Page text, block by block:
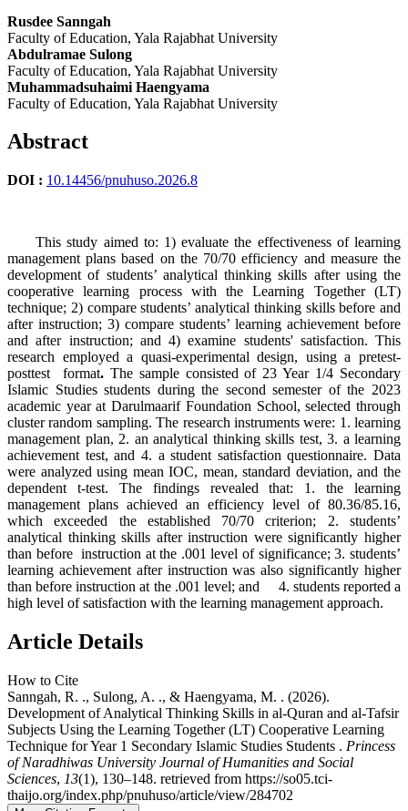
Rusdee Sanngah
Faculty of Education, Yala Rajabhat University
Abdulramae Sulong
Faculty of Education, Yala Rajabhat University
Muhammadsuhaimi Haengyama
Faculty of Education, Yala Rajabhat University
Abstract
DOI : 10.14456/pnuhuso.2026.8
This study aimed to: 1) evaluate the effectiveness of learning
management plans based on the 70/70 efficiency and measure the
development of students’ analytical thinking skills after using the
cooperative learning process with the Learning Together (LT)
technique; 2) compare students’ analytical thinking skills before and
after instruction; 3) compare students’ learning achievement before
and after instruction; and 4) examine students' satisfaction. This
research employed a quasi-experimental design, using a pretest-
posttest format.The sample consisted of 23 Year 1/4 Secondary
Islamic Studies students during the second semester of the 2023
academic year at Darulmaarif Foundation School, selected through
cluster random sampling. The research instruments were: 1. learning
management plan, 2. an analytical thinking skills test, 3. a learning
achievement test, and 4. a student satisfaction questionnaire. Data
were analyzed using mean IOC, mean, standard deviation, and the
dependent t-test. The findings revealed that: 1. the learning
management plans achieved an efficiency level of 80.36/85.16,
which exceeded the established 70/70 criterion; 2. students’
analytical thinking skills after instruction were significantly higher
than before instruction at the .001 level of significance; 3. students’
learning achievement after instruction was also significantly higher
than before instruction at the .001 level; and 4. students reported a
high level of satisfaction with the learning management approach.
Article Details
How to Cite
Sanngah, R. ., Sulong, A. ., & Haengyama, M. . (2026).
Development of Analytical Thinking Skills in al-Quran and al-Tafsir
Subjects Using the Learning Together (LT) Cooperative Learning
Technique for Year 1 Secondary Islamic Studies Students . Princess
of Naradhiwas University Journal of Humanities and Social
Sciences, 13(1), 130–148. retrieved from https://so05.tci-
thaijo.org/index.php/pnuhuso/article/view/284702